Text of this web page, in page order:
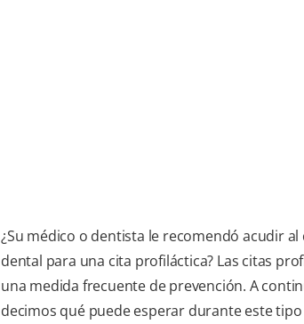
¿Su médico o dentista le recomendó acudir
dental para una cita profiláctica? Las citas
una medida frecuente de prevención. A
decimos qué puede esperar durante este